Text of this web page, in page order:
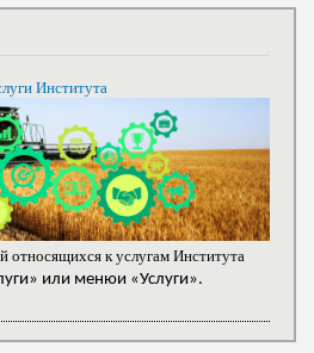
Института
относящихся к услугам Института
или менюи «Услуги».